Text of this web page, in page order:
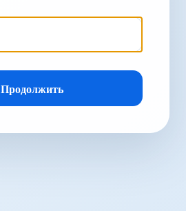
Продолжить